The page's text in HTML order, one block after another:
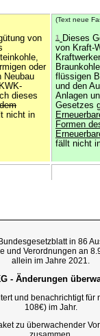
von
oder
Neubau
dieses
dem
nicht in
(Text neue
1
Dieses
von Kraft-
flüssigen
und den
Anlagen
Gesetzes
Formen
fällt nicht
in 86
und Verordnungen an
allein im Jahre 2021.
- Änderungen
und benachrichtigt für
108€) im Jahr.
zu überwachender